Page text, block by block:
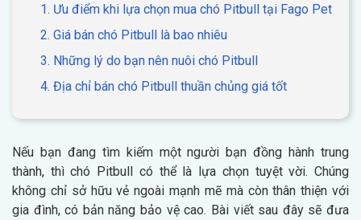
TỔNG ĐÀI TƯ VẤN
0929894774
1. Ưu điểm khi lựa chọn mua chó Pitbull tại Fago Pet
2. Giá bán chó Pitbull là bao nhiêu
3. Những lý do bạn nên nuôi chó Pitbull
4. Địa chỉ bán chó Pitbull thuần chủng giá tốt
Nếu bạn đang tìm kiếm một người bạn đồng hành trung
thành, thì chó Pitbull có thể là lựa chọn tuyệt vời. Chúng
không chỉ sở hữu vẻ ngoài mạnh mẽ mà còn thân thiện với
gia đình, có bản năng bảo vệ cao. Bài viết sau đây sẽ đưa